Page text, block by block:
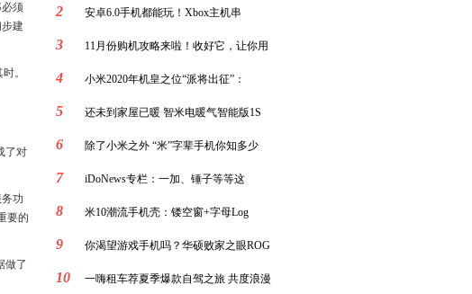
须
建
。
了对
功
要的
做了
2 安卓6.0手机都能玩！Xbox主机串
3 11月份购机攻略来啦！收好它，让你用
4 小米2020年机皇之位“派将出征”：
5 还未到家屋已暖 智米电暖气智能版1S
6 除了小米之外 “米”字辈手机你知多少
7 iDoNews专栏：一加、锤子等等这
8 米10潮流手机壳：镂空窗+字母Log
9 你渴望游戏手机吗？华硕败家之眼ROG
10 一嗨租车荐夏季爆款自驾之旅 共度浪漫